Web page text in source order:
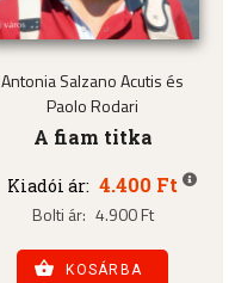
Antonia Salzano Acutis és
Paolo Rodari
A fiam titka
Kiadói ár: 4.400 Ft
Bolti ár: 4.900 Ft
KOSÁRBA